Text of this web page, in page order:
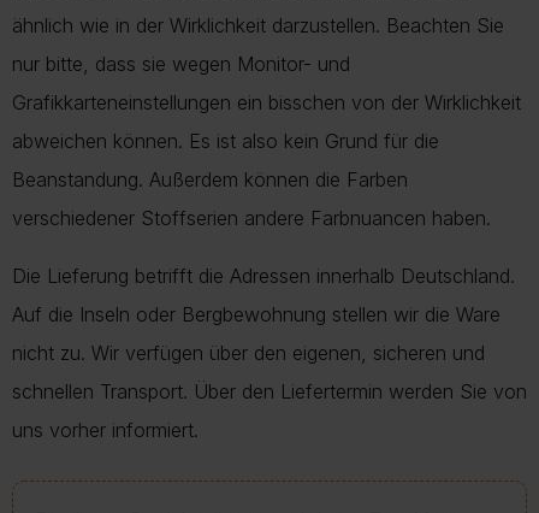
ähnlich wie in der Wirklichkeit darzustellen. Beachten Sie
nur bitte, dass sie wegen Monitor- und
Grafikkarteneinstellungen ein bisschen von der Wirklichkeit
abweichen können. Es ist also kein Grund für die
Beanstandung. Außerdem können die Farben
verschiedener Stoffserien andere Farbnuancen haben.
Die Lieferung betrifft die Adressen innerhalb Deutschland.
Auf die Inseln oder Bergbewohnung stellen wir die Ware
nicht zu. Wir verfügen über den eigenen, sicheren und
schnellen Transport. Über den Liefertermin werden Sie von
uns vorher informiert.